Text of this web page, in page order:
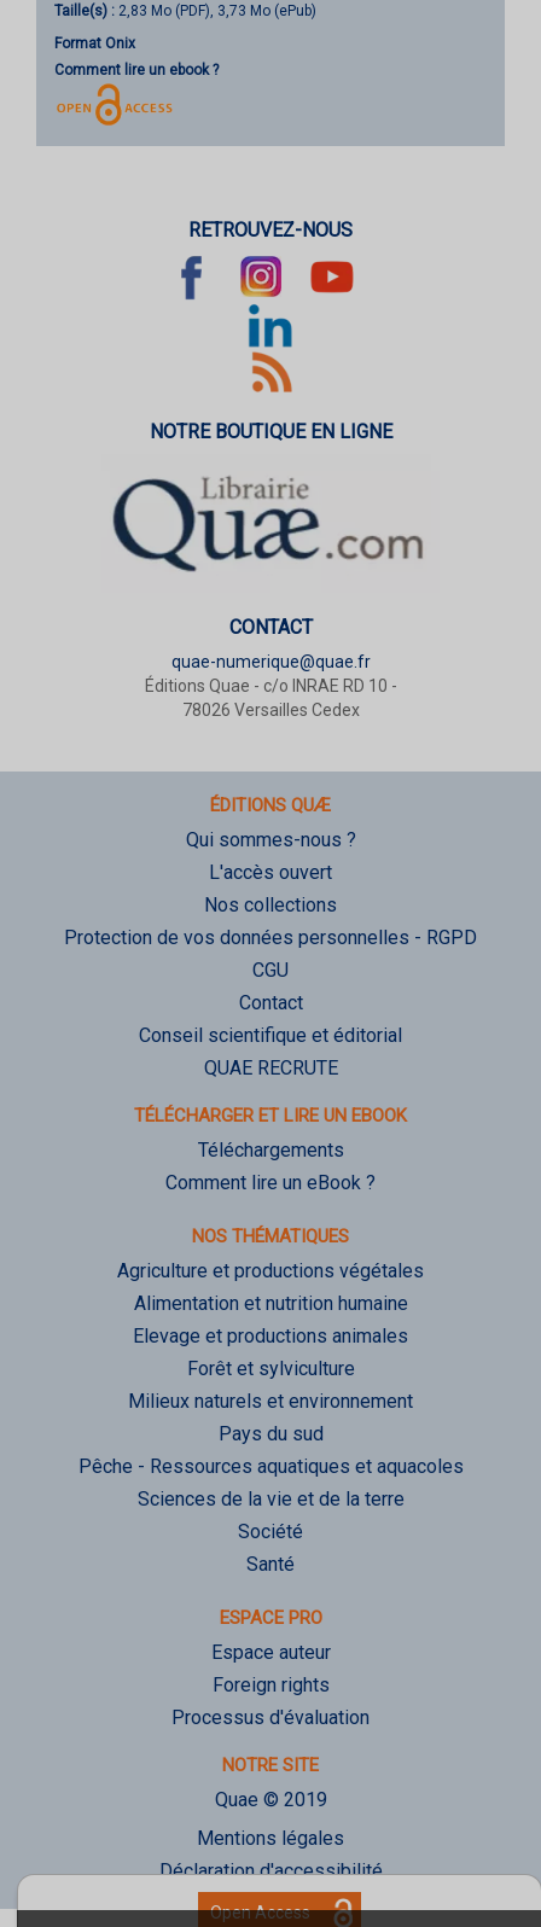
Open Access
Taille(s) : 2,83 Mo (PDF), 3,73 Mo (ePub)
Format Onix
Comment lire un ebook ?
RETROUVEZ-NOUS
NOTRE BOUTIQUE EN LIGNE
CONTACT
quae-numerique@quae.fr
Éditions Quae - c/o INRAE RD 10 -
78026 Versailles Cedex
ÉDITIONS QUÆ
Qui sommes-nous ?
L'accès ouvert
Nos collections
Protection de vos données personnelles - RGPD
CGU
Contact
Conseil scientifique et éditorial
QUAE RECRUTE
TÉLÉCHARGER ET LIRE UN EBOOK
Téléchargements
Comment lire un eBook ?
NOS THÉMATIQUES
Agriculture et productions végétales
Alimentation et nutrition humaine
Elevage et productions animales
Forêt et sylviculture
Milieux naturels et environnement
Pays du sud
Pêche - Ressources aquatiques et aquacoles
Sciences de la vie et de la terre
Société
Santé
ESPACE PRO
Espace auteur
Foreign rights
Processus d'évaluation
NOTRE SITE
Quae © 2019
Mentions légales
Déclaration d'accessibilité